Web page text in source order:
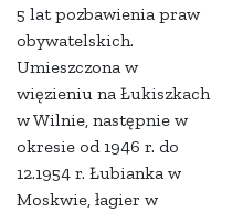
5 lat pozbawienia praw
obywatelskich.
Umieszczona w
więzieniu na Łukiszkach
w Wilnie, następnie w
okresie od 1946 r. do
12.1954 r. Łubianka w
Moskwie, łagier w